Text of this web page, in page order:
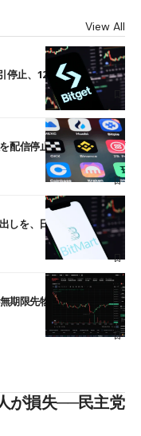
View All
止、12月末に強制決済
配信停止──OKXやバイビ
しを、日本人利用者も対
期限先物を生んだ11年に
が損失──民主党